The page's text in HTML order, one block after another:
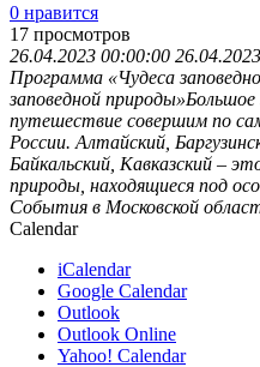
0 нравится
17 просмотров
26.04.2023 00:00:00
Программа «Чудеса
заповедной природы»Большое
путешествие совершим по
России. Алтайский,
Байкальский, Кавказский –
природы, находящиеся под
События в Московской
Calendar
iCalendar
Google Calendar
Outlook
Outlook Online
Yahoo! Calendar